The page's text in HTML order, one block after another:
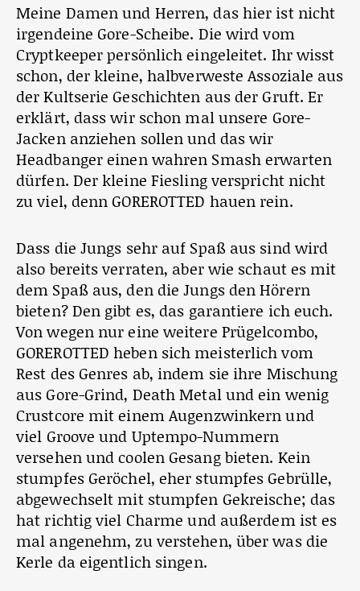
Meine Damen und Herren, das hier ist nicht
irgendeine Gore-Scheibe. Die wird vom
Cryptkeeper persönlich eingeleitet. Ihr wisst
schon, der kleine, halbverweste Assoziale aus
der Kultserie Geschichten aus der Gruft. Er
erklärt, dass wir schon mal unsere Gore-
Jacken anziehen sollen und das wir
Headbanger einen wahren Smash erwarten
dürfen. Der kleine Fiesling verspricht nicht
zu viel, denn GOREROTTED hauen rein.
Dass die Jungs sehr auf Spaß aus sind wird
also bereits verraten, aber wie schaut es mit
dem Spaß aus, den die Jungs den Hörern
bieten? Den gibt es, das garantiere ich euch.
Von wegen nur eine weitere Prügelcombo,
GOREROTTED heben sich meisterlich vom
Rest des Genres ab, indem sie ihre Mischung
aus Gore-Grind, Death Metal und ein wenig
Crustcore mit einem Augenzwinkern und
viel Groove und Uptempo-Nummern
versehen und coolen Gesang bieten. Kein
stumpfes Geröchel, eher stumpfes Gebrülle,
abgewechselt mit stumpfen Gekreische; das
hat richtig viel Charme und außerdem ist es
mal angenehm, zu verstehen, über was die
Kerle da eigentlich singen.